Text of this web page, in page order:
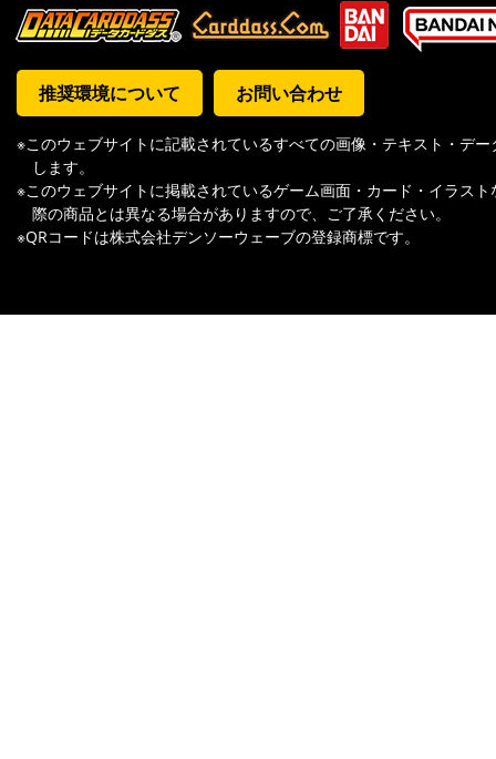
推奨環境について お問い合わせ
※このウェブサイトに記載されているすべての画像・テキスト・デ
します。
※このウェブサイトに掲載されているゲーム画面・カード・イラス
際の商品とは異なる場合がありますので、ご了承ください。
※QRコードは株式会社デンソーウェーブの登録商標です。